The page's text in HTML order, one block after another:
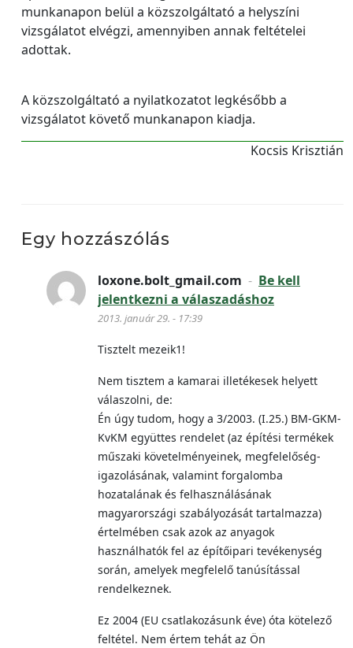
munkanapon belül a közszolgáltató a helyszíni
vizsgálatot elvégzi, amennyiben annak feltételei
adottak.
A közszolgáltató a nyilatkozatot legkésőbb a
vizsgálatot követő munkanapon kiadja.
Kocsis Krisztián
Egy hozzászólás
loxone.bolt_gmail.com - Be kell
jelentkezni a válaszadáshoz
2013. január 29. - 17:39
Tisztelt mezeik1!
Nem tisztem a kamarai illetékesek helyett
válaszolni, de:
Én úgy tudom, hogy a 3/2003. (I.25.) BM-GKM-
KvKM együttes rendelet (az építési termékek
műszaki követelményeinek, megfelelőség-
igazolásának, valamint forgalomba
hozatalának és felhasználásának
magyarországi szabályozását tartalmazza)
értelmében csak azok az anyagok
használhatók fel az építőipari tevékenység
során, amelyek megfelelő tanúsítással
rendelkeznek.
Ez 2004 (EU csatlakozásunk éve) óta kötelező
feltétel. Nem értem tehát az Ön